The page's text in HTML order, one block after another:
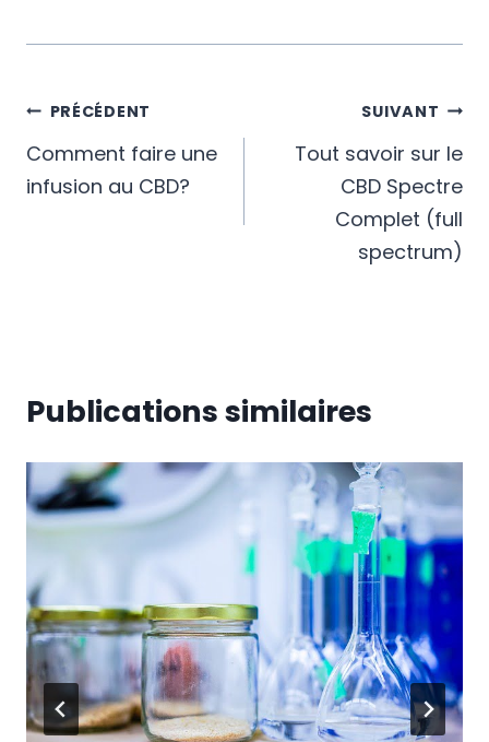
Navigation
de
PRÉCÉDENT
Comment faire une
infusion au CBD?
SUIVANT
Tout savoir sur le
CBD Spectre
Complet (full
spectrum)
Publications similaires